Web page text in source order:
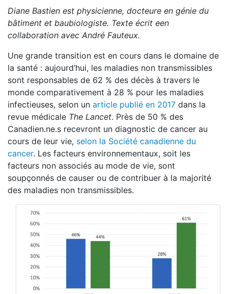
Diane Bastien est physicienne, docteure en génie du
bâtiment et baubiologiste. Texte écrit een
collaboration avec André Fauteux.
Une grande transition est en cours dans le domaine de
la santé : aujourd’hui, les maladies non transmissibles
sont responsables de 62 % des décès à travers le
monde comparativement à 28 % pour les maladies
infectieuses, selon un article publié en 2017 dans la
revue médicale The Lancet. Près de 50 % des
Canadien.ne.s recevront un diagnostic de cancer au
cours de leur vie, selon la Société canadienne du
cancer. Les facteurs environnementaux, soit les
facteurs non associés au mode de vie, sont
soupçonnés de causer ou de contribuer à la majorité
des maladies non transmissibles.